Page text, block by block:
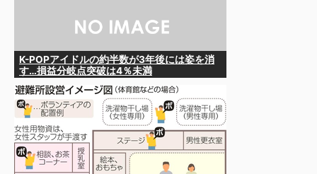
K-POPアイドルの約半数が3年後には姿を消
す…損益分岐点突破は4％未満